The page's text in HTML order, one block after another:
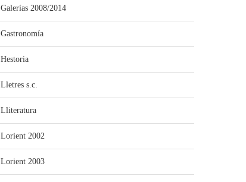
Galerías 2008/2014
Gastronomía
Hestoria
Lletres s.c.
Lliteratura
Lorient 2002
Lorient 2003